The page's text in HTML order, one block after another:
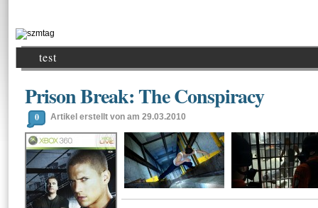
test
Prison Break: The Conspiracy
0 Artikel erstellt von am 29.03.2010